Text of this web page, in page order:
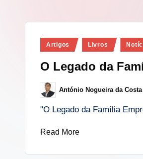
Posted
Artigos Livros
O Legado da
Posted
by
António Nogueira da Costa
"O Legado da Família
Read More